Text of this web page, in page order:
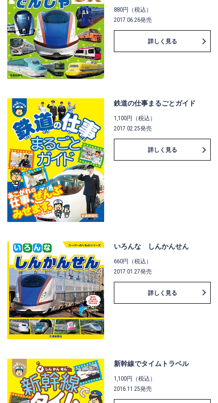
880円（税込）
2017.06.26発売
詳しく見る
鉄道の仕事まるごとガイド
1,100円（税込）
2017.02.25発売
詳しく見る
いろんな しんかんせん
660円（税込）
2017.01.27発売
詳しく見る
新幹線でタイムトラベル
1,100円（税込）
2016.11.25発売